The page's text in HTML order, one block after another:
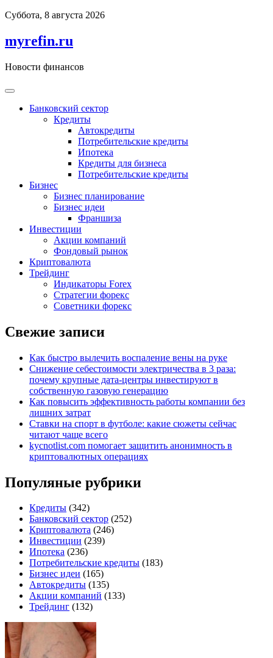
Перейти
содержимому
Суббота, 8 августа 2026
myrefin.ru
Новости финансов
Банковский сектор
Кредиты
Автокредиты
Потребительские кредиты
Ипотека
Кредиты для бизнеса
Потребительские кредиты
Бизнес
Бизнес планирование
Бизнес идеи
Франшиза
Инвестиции
Акции компаний
Фондовый рынок
Криптовалюта
Трейдинг
Индикаторы Forex
Стратегии форекс
Советники форекс
Свежие записи
Как быстро вылечить воспаление вены на руке
Снижение себестоимости электричества в 3 раза:
почему крупные дата-центры инвестируют в
собственную газовую генерацию
Как повысить эффективность работы компании без
лишних затрат
Ставки на спорт в футболе: какие сюжеты сейчас
читают чаще всего
kycnotlist.com помогает защитить анонимность в
криптовалютных операциях
Популяные рубрики
Кредиты (342)
Банковский сектор (252)
Криптовалюта (246)
Инвестиции (239)
Ипотека (236)
Потребительские кредиты (183)
Бизнес идеи (165)
Автокредиты (135)
Акции компаний (133)
Трейдинг (132)